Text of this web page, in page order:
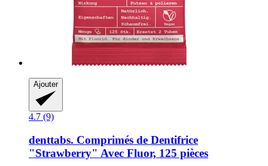
Ajouter
4.7 (9)
denttabs. Comprimés de Dentifrice
"Strawberry" Avec Fluor, 125 pièces